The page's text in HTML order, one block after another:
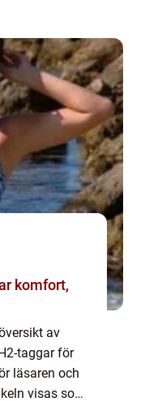
komfort,
av
taggar för
läsaren och
visas som